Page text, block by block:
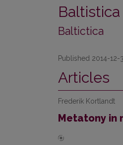
Baltistica
Baltictica
Published 2014-12-
Articles
Frederik Kortlandt
Metatony in